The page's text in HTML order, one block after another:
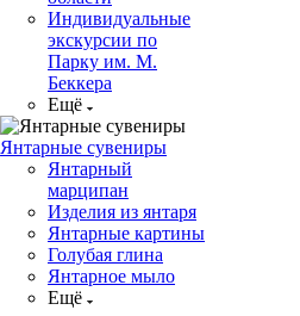
Индивидуальные
экскурсии по
Парку им. М.
Беккера
Ещё
Янтарные сувениры
Янтарный
марципан
Изделия из янтаря
Янтарные картины
Голубая глина
Янтарное мыло
Ещё